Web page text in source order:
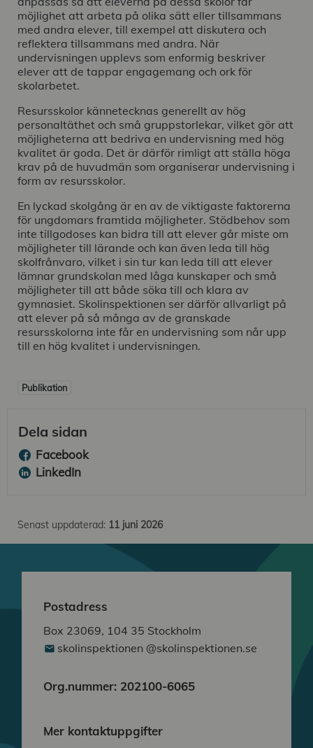
möjlighet att arbeta på olika sätt eller tillsammans
med andra elever, till exempel att diskutera och
reflektera tillsammans med andra. När
undervisningen upplevs som enformig beskriver
elever att de tappar engagemang och ork för
skolarbetet.
Resursskolor kännetecknas generellt av hög
personaltäthet och små gruppstorlekar, vilket gör att
möjligheterna att bedriva en undervisning med hög
kvalitet är goda. Det är därför rimligt att ställa höga
krav på de huvudmän som organiserar undervisning i
form av resursskolor.
En lyckad skolgång är en av de viktigaste faktorerna
för ungdomars framtida möjligheter. Stödbehov som
inte tillgodoses kan bidra till att elever går miste om
möjligheter till lärande och kan även leda till hög
skolfrånvaro, vilket i sin tur kan leda till att elever
lämnar grundskolan med låga kunskaper och små
möjligheter till att både söka till och klara av
gymnasiet. Skolinspektionen ser därför allvarligt på
att elever på så många av de granskade
resursskolorna inte får en undervisning som når upp
till en hög kvalitet i undervisningen.
Publikation
Dela sidan
Facebook
LinkedIn
Senast uppdaterad: 11 juni 2026
Postadress
Box 23069, 104 35 Stockholm
skolinspektionen @skolinspektionen.se
Org.nummer: 202100-6065
Mer kontaktuppgifter